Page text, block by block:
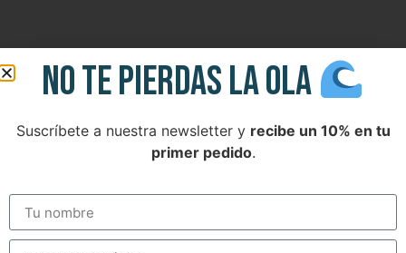
NO TE PIERDAS LA OLA
Suscríbete a nuestra newsletter y recibe un 10% en tu
primer pedido.